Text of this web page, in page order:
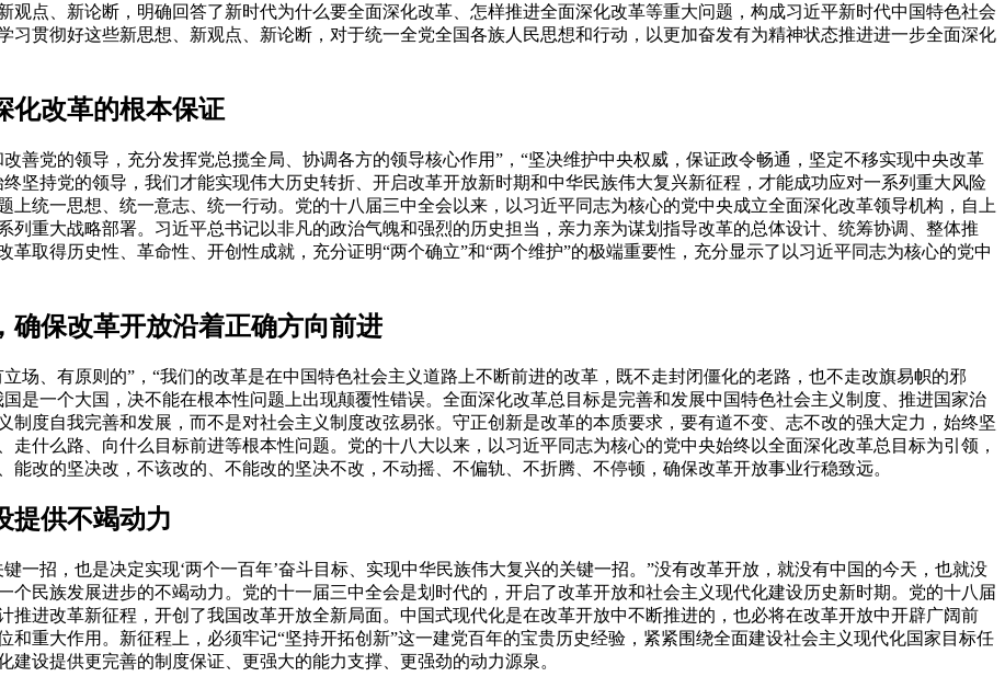
观点、新论断，明确回答了新时代为什么要全面深化改革、怎样推进全面深化改革等重大问题，构成习近平新时代中国特色社会
习贯彻好这些新思想、新观点、新论断，对于统一全党全国各族人民思想和行动，以更加奋发有为精神状态推进进一步全面深化
化改革的根本保证
党的领导，充分发挥党总揽全局、协调各方的领导核心作用”，“坚决维护中央权威，保证政令畅通，坚定不移实现中央改革
坚持党的领导，我们才能实现伟大历史转折、开启改革开放新时期和中华民族伟大复兴新征程，才能成功应对一系列重大风险
统一思想、统一意志、统一行动。党的十八届三中全会以来，以习近平同志为核心的党中央成立全面深化改革领导机构，自上
重大战略部署。习近平总书记以非凡的政治气魄和强烈的历史担当，亲力亲为谋划指导改革的总体设计、统筹协调、整体推
取得历史性、革命性、开创性成就，充分证明“两个确立”和“两个维护”的极端重要性，充分显示了以习近平同志为核心的党中
确保改革开放沿着正确方向前进
、有原则的”，“我们的改革是在中国特色社会主义道路上不断前进的改革，既不走封闭僵化的老路，也不走改旗易帜的邪
是一个大国，决不能在根本性问题上出现颠覆性错误。全面深化改革总目标是完善和发展中国特色社会主义制度、推进国家治
度自我完善和发展，而不是对社会主义制度改弦易张。守正创新是改革的本质要求，要有道不变、志不改的强大定力，始终坚
什么路、向什么目标前进等根本性问题。党的十八大以来，以习近平同志为核心的党中央始终以全面深化改革总目标为引领，
改的坚决改，不该改的、不能改的坚决不改，不动摇、不偏轨、不折腾、不停顿，确保改革开放事业行稳致远。
提供不竭动力
招，也是决定实现‘两个一百年’奋斗目标、实现中华民族伟大复兴的关键一招。”没有改革开放，就没有中国的今天，也就没
民族发展进步的不竭动力。党的十一届三中全会是划时代的，开启了改革开放和社会主义现代化建设历史新时期。党的十八届
推进改革新征程，开创了我国改革开放全新局面。中国式现代化是在改革开放中不断推进的，也必将在改革开放中开辟广阔前
重大作用。新征程上，必须牢记“坚持开拓创新”这一建党百年的宝贵历史经验，紧紧围绕全面建设社会主义现代化国家目标任
设提供更完善的制度保证、更强大的能力支撑、更强劲的动力源泉。